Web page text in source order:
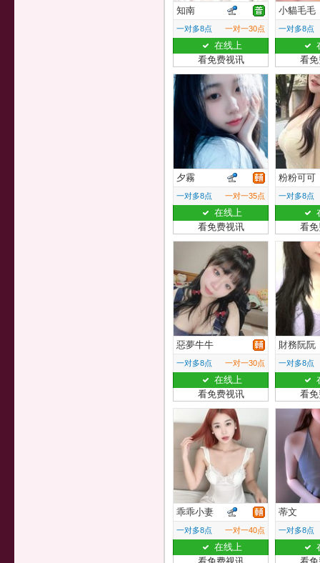
知南
一对多8点 一对一30点
在线上
看免费视讯
小貓毛毛
一对多8点
看
夕霧
一对多8点 一对一35点
在线上
看免费视讯
粉粉可可
一对多8点
看
惡夢牛牛
一对多8点 一对一30点
在线上
看免费视讯
財務阮阮
一对多8点
看
乖乖小妻
一对多8点 一对一40点
在线上
蒂文
一对多8点